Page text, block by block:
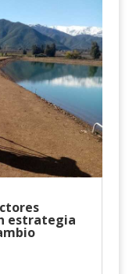
estrategia